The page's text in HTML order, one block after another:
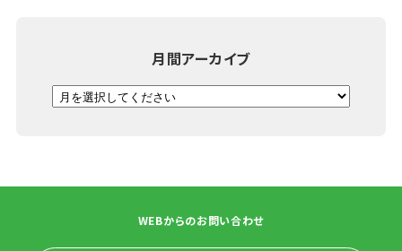
月間アーカイブ
WEBからのお問い合わせ